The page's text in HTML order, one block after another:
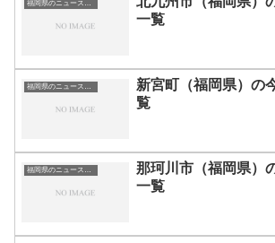
一覧
新宮町（福岡県）の
覧
那珂川市（福岡県）
一覧